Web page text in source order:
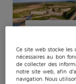
22
Ce site web stocke les
nécessaires au bon
de collecter des
notre site web, afin
navigation. Nous